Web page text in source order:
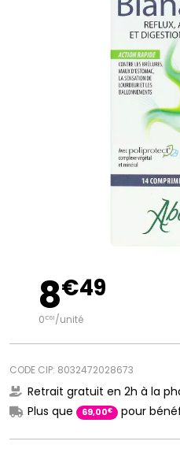
8€49
0€61/unité
CODE CIP: 8032472028673
Retrait gratuit en 2h à la
Plus que
69,00€ pour